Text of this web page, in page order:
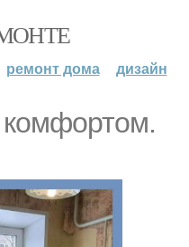
ремонт дома дизайн